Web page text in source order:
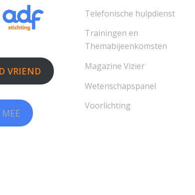
VRIEND
Telefonische hulpdienst
Trainingen en
Themabijeenkomsten
Magazine Vizier
Wetenschapspanel
Voorlichting